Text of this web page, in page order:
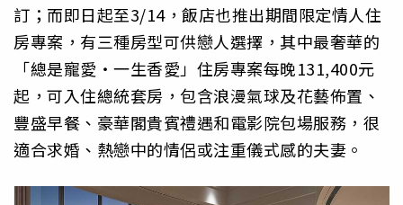
訂；而即日起至3/14，飯店也推出期間限定情人住
房專案，有三種房型可供戀人選擇，其中最奢華的
「總是寵愛‧一生香愛」住房專案每晚131,400元
起，可入住總統套房，包含浪漫氣球及花藝佈置、
豐盛早餐、豪華閣貴賓禮遇和電影院包場服務，很
適合求婚、熱戀中的情侶或注重儀式感的夫妻。